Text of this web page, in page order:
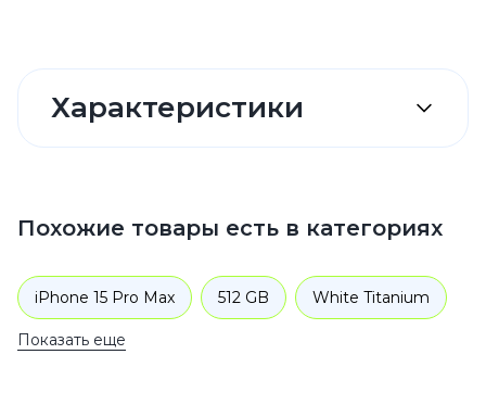
Характеристики
Похожие товары есть в категориях
iPhone 15 Pro Max 512 GB White Titanium
512 GB
Показать еще